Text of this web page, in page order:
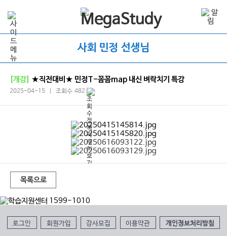
사회 민정 선생님
[개강] ★직전대비★ 민정T-꼼꼼map 내신 벼락치기 특강
2025-04-15 | 조회수 482
목록으로
로그인 회원가입 강사모집 이용약관 개인정보처리방침